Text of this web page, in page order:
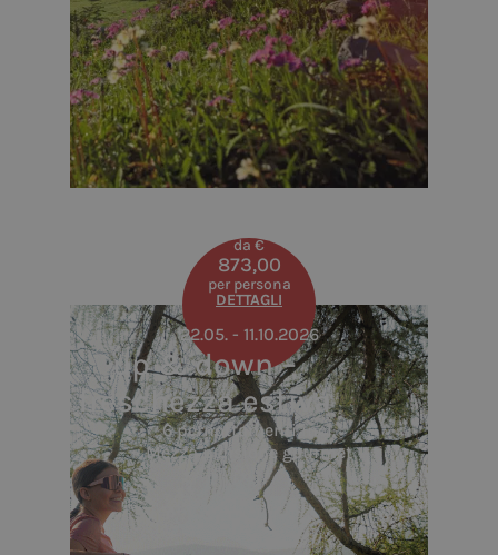
da €
873,00
per persona
DETTAGLI
22.05. - 11.10.2026
up & down –
freschezza estiva
6 pernottamenti incl.
Mezza pensione gourmet